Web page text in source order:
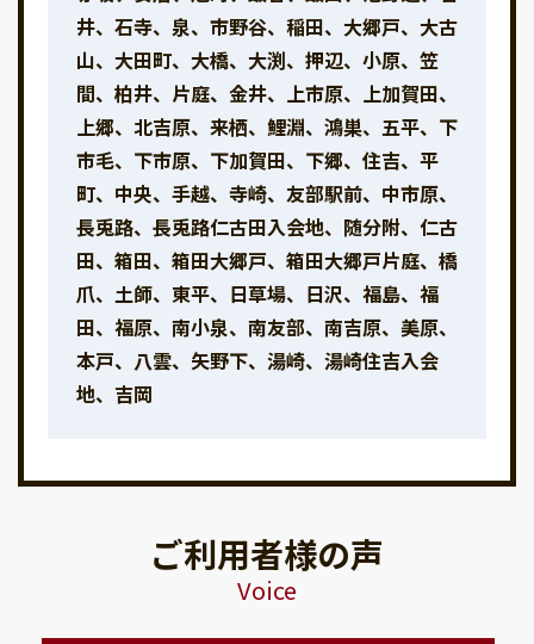
井、石寺、泉、市野谷、稲田、大郷戸、大古
山、大田町、大橋、大渕、押辺、小原、笠
間、柏井、片庭、金井、上市原、上加賀田、
上郷、北吉原、来栖、鯉淵、鴻巣、五平、下
市毛、下市原、下加賀田、下郷、住吉、平
町、中央、手越、寺崎、友部駅前、中市原、
長兎路、長兎路仁古田入会地、随分附、仁古
田、箱田、箱田大郷戸、箱田大郷戸片庭、橋
爪、土師、東平、日草場、日沢、福島、福
田、福原、南小泉、南友部、南吉原、美原、
本戸、八雲、矢野下、湯崎、湯崎住吉入会
地、吉岡
ご利用者様の声
Voice